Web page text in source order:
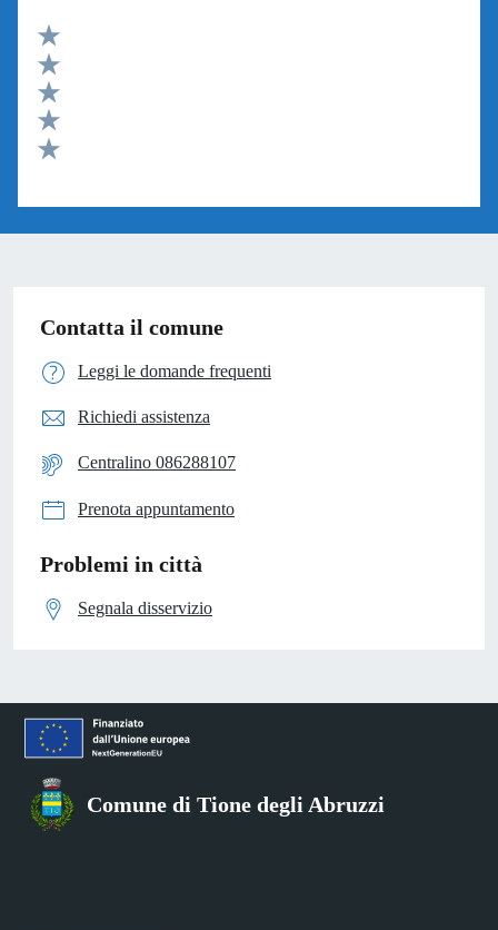
Valuta 5 stelle su 5
Valuta 4 stelle su 5
Valuta 3 stelle su 5
Valuta 2 stelle su 5
Contatta il comune
Leggi le domande frequenti
Richiedi assistenza
Centralino 086288107
Prenota appuntamento
Problemi in città
Segnala disservizio
Comune di Tione degli Abruzzi